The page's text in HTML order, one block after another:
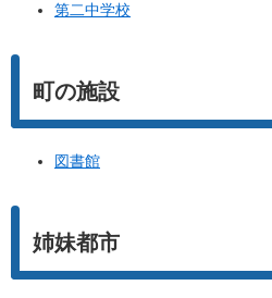
第二中学校
町の施設
図書館
姉妹都市